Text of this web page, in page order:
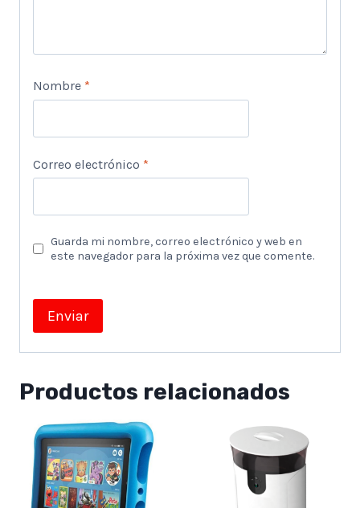
Nombre *
Correo electrónico *
Guarda mi nombre, correo electrónico y web en
este navegador para la próxima vez que comente.
Productos relacionados